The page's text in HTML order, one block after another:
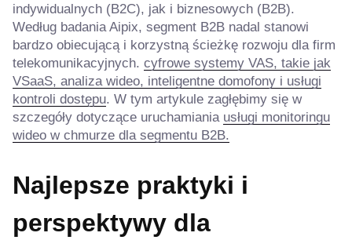
indywidualnych (B2C), jak i biznesowych (B2B).
Według badania Aipix, segment B2B nadal stanowi
bardzo obiecującą i korzystną ścieżkę rozwoju dla firm
telekomunikacyjnych. cyfrowe systemy VAS, takie jak
VSaaS, analiza wideo, inteligentne domofony i usługi
kontroli dostępu. W tym artykule zagłębimy się w
szczegóły dotyczące uruchamiania usługi monitoringu
wideo w chmurze dla segmentu B2B.
Najlepsze praktyki i
perspektywy dla